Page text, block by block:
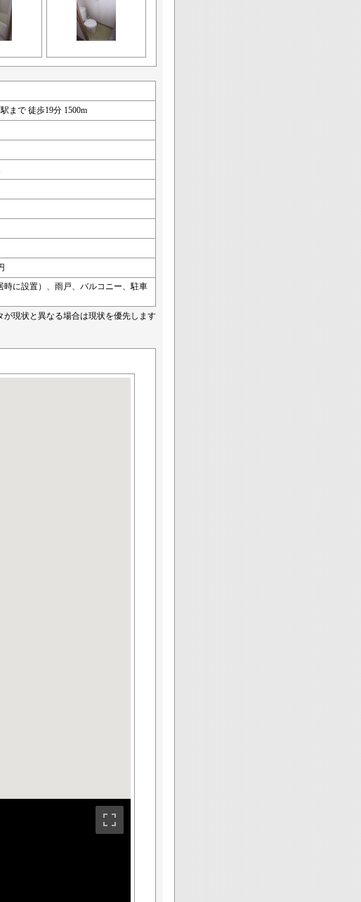
まで 徒歩19分 1500m
に設置）、雨戸、バルコニー、駐車
現状と異なる場合は現状を優先します